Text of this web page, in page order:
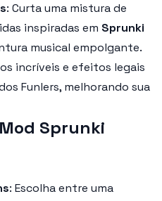
: Curta uma mistura de
inspiradas em Sprunki
musical empolgante.
incríveis e efeitos legais
Funlers, melhorando sua
Sprunki
: Escolha entre uma